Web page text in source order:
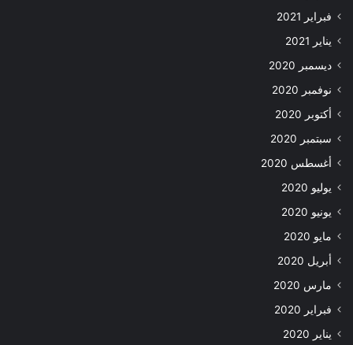
فبراير 2021
يناير 2021
ديسمبر 2020
نوفمبر 2020
أكتوبر 2020
سبتمبر 2020
أغسطس 2020
يوليو 2020
يونيو 2020
مايو 2020
أبريل 2020
مارس 2020
فبراير 2020
يناير 2020